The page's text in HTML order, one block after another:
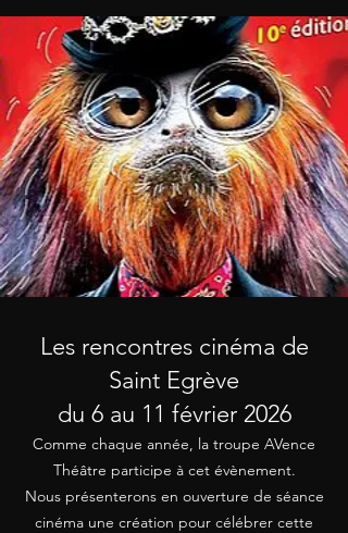
Les rencontres cinéma de
Saint Egrève
du 6 au 11 février 2026
Comme chaque année, la troupe AVence
Théâtre participe à cet évènement.
Nous présenterons en ouverture de séance
cinéma une création pour célébrer cette